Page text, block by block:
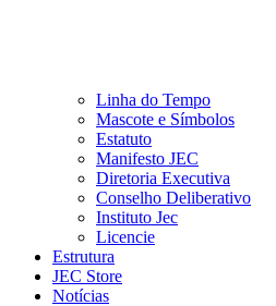
Linha do Tempo
Mascote e Símbolos
Estatuto
Manifesto JEC
Diretoria Executiva
Conselho Deliberativo
Instituto Jec
Licencie
Estrutura
JEC Store
Notícias